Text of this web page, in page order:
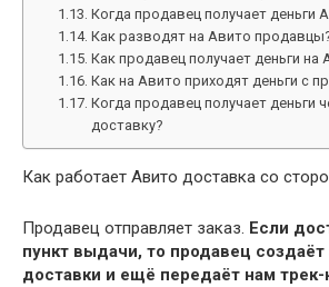
Когда продавец получает деньги
Как разводят на Авито
Как продавец получает деньги на
Как на Авито приходят деньги с
Когда продавец получает деньги
доставку?
Как работает Авито доставка со
Продавец отправляет заказ. Если
пункт выдачи, то продавец создаёт
доставки и ещё передаёт нам